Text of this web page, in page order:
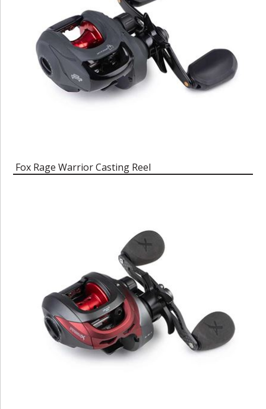
Fox Rage Warrior Casting Reel